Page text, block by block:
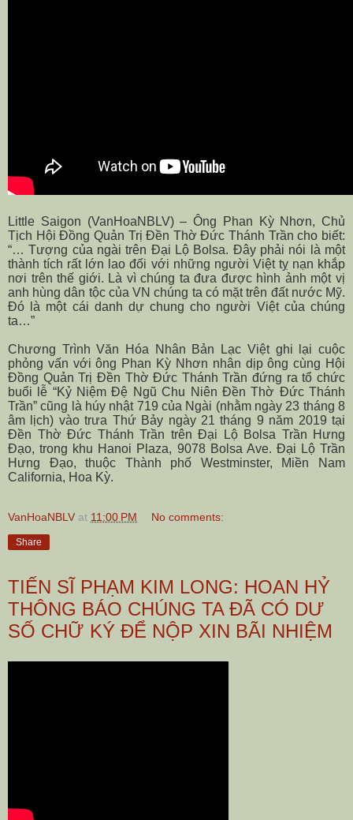
Little Saigon (VanHoaNBLV) – Ông Phan Kỳ Nhơn, Chủ
Tịch Hội Đồng Quản Trị Đền Thờ Đức Thánh Trần cho biết:
“… Tượng của ngài trên Đại Lộ Bolsa. Đây phải nói là một
thành tích rất lớn lao đối với những người Việt tỵ nạn khắp
nơi trên thế giới. Là vì chúng ta đưa được hình ảnh một vị
anh hùng dân tộc của VN chúng ta có mặt trên đất nước Mỹ.
Đó là một cái danh dự chung cho người Việt của chúng
ta…”
Chương Trình Văn Hóa Nhân Bản Lạc Việt ghi lại cuộc
phỏng vấn với ông Phan Kỳ Nhơn nhân dịp ông cùng Hội
Đồng Quản Trị Đền Thờ Đức Thánh Trần đứng ra tổ chức
buổi lễ “Kỷ Niệm Đệ Ngũ Chu Niên Đền Thờ Đức Thánh
Trần” cũng là húy nhật 719 của Ngài (nhằm ngày 23 tháng 8
âm lịch) vào trưa Thứ Bảy ngày 21 tháng 9 năm 2019 tại
Đền Thờ Đức Thánh Trần trên Đại Lộ Bolsa Trần Hưng
Đạo, trong khu Hanoi Plaza, 9078 Bolsa Ave. Đại Lộ Trần
Hưng Đạo, thuộc Thành phố Westminster, Miền Nam
California, Hoa Kỳ.
VanHoaNBLV at 11:00 PM No comments:
Share
TIẾN SĨ PHẠM KIM LONG: HOAN HỶ
THÔNG BÁO CHÚNG TA ĐÃ CÓ DƯ
SỐ CHỮ KÝ ĐỂ NỘP XIN BÃI NHIỆM